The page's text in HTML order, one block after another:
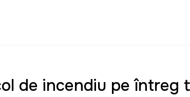
de incendiu pe întreg